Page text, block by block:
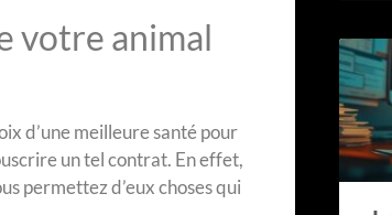
votre animal
d’une meilleure santé pour
un tel contrat. En effet,
permettez d’eux choses qui